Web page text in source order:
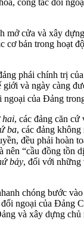
cửa và xây
bản trong hoạt
phái chính trị
và ngày càng
ngoại của Đảng
hai, các đảng căn
ba, các đảng
đều phải hoàn
“cầu đồng tồn
bảy, đối với những
chóng bước
ngoại của Đảng
và xây dựng